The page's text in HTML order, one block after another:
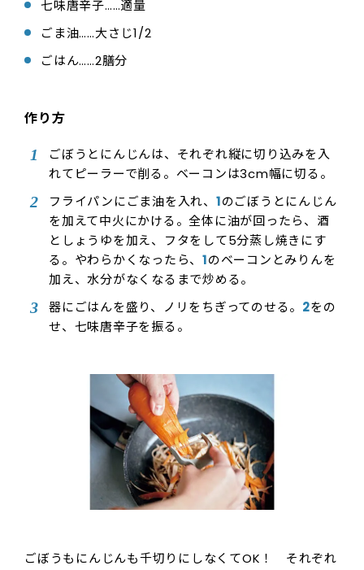
七味唐辛子……適量
ごま油……大さじ1/2
ごはん……2膳分
作り方
ごぼうとにんじんは、それぞれ縦に切り込みを入
れてピーラーで削る。ベーコンは3cm幅に切る。
フライパンにごま油を入れ、 1のごぼうとにんじん
を加えて中火にかける。全体に油が回ったら、酒
としょうゆを加え、フタをして5分蒸し焼きにす
る。やわらかくなったら、 1のベーコンとみりんを
加え、水分がなくなるまで炒める。
器にごはんを盛り、ノリをちぎってのせる。 2をの
せ、七味唐辛子を振る。
ごぼうもにんじんも千切りにしなくてOK！ それぞれ